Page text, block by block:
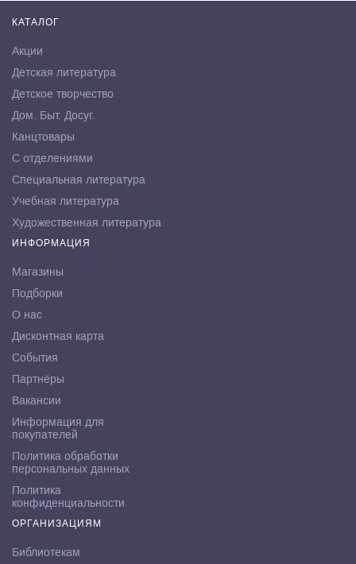
КАТАЛОГ
Акции
Детская литература
Детское творчество
Дом. Быт. Досуг.
Канцтовары
С отделениями
Специальная литература
Учебная литература
Художественная литература
ИНФОРМАЦИЯ
Магазины
Подборки
О нас
Дисконтная карта
События
Партнёры
Вакансии
Информация для
покупателей
Политика обработки
персональных данных
Политика
конфиденциальности
ОРГАНИЗАЦИЯМ
Библиотекам